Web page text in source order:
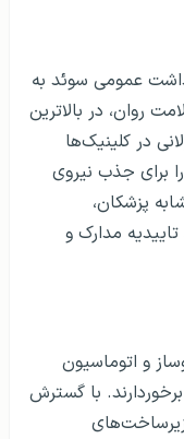
عمومی سوئد به
روان، در بالاترین
در کلینیک‌ها
برای جذب نیروی
پزشکان،
تاییدیه مدارک و
و اتوماسیون
با گسترش